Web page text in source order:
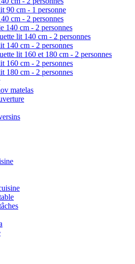
90 cm - 1 personne
cm - 2 personnes
140 cm - 2 personnes
lit 140 cm - 2 personnes
140 cm - 2 personnes
lit 160 et 180 cm - 2 personnes
160 cm - 2 personnes
180 cm - 2 personnes
matelas